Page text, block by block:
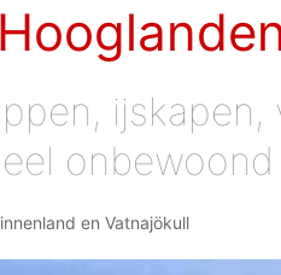
en Vatnajökull